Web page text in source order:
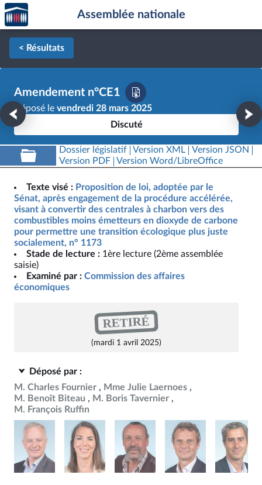
Aller au contenu
Aller en bas de la page
Accèder
à la
page
d'accueil
Assemblée nationale
< Résultats
Amendement n°CE1
Déposé le vendredi 28 mars 2025
Discuté
Dossier législatif Version XML
Version JSON
Version PDF
Version Word/LibreOffice
Texte visé : Proposition de loi, adoptée par le
Sénat, après engagement de la procédure accélérée,
visant à convertir des centrales à charbon vers des
combustibles moins émetteurs en dioxyde de carbone
pour permettre une transition écologique plus juste
socialement, n° 1173
Stade de lecture : 1ère lecture (2ème assemblée
saisie)
Examiné par : Commission des affaires
économiques
RETIRÉ
(mardi 1 avril 2025)
Déposé par :
M. Charles Fournier
Mme Julie Laernoes
M. Benoît Biteau
M. Boris Tavernier
M. François Ruffin